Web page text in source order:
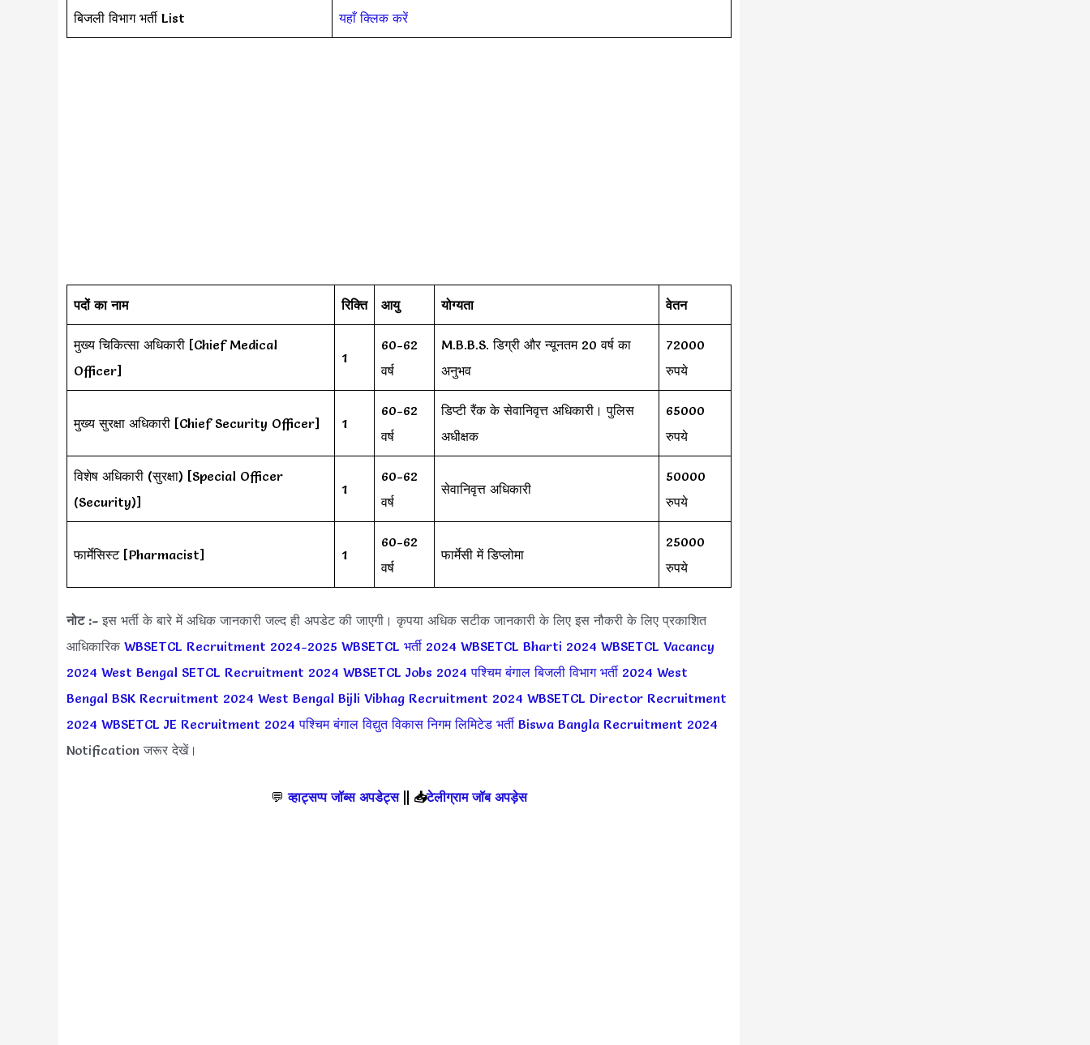
बिजली विभाग भर्ती List यहाँ क्लिक करें
पदों का नाम रिक्ति आयु योग्यता वेतन
मुख्य चिकित्सा अधिकारी [Chief Medical
Officer]
1
60-62
वर्ष
M.B.B.S. डिग्री और न्यूनतम 20 वर्ष का
अनुभव
72000
रुपये
मुख्य सुरक्षा अधिकारी [Chief Security Officer] 1
60-62
वर्ष
डिप्टी रैंक के सेवानिवृत्त अधिकारी। पुलिस
अधीक्षक
65000
रुपये
विशेष अधिकारी (सुरक्षा) [Special Officer
(Security)]
1
60-62
वर्ष
सेवानिवृत्त अधिकारी
50000
रुपये
फार्मेसिस्ट [Pharmacist] 1
60-62
वर्ष
फार्मेसी में डिप्लोमा
25000
रुपये
नोट :- इस भर्ती के बारे में अधिक जानकारी जल्द ही अपडेट की जाएगी। कृपया अधिक सटीक जानकारी के लिए इस नौकरी के लिए प्रकाशित
आधिकारिक WBSETCL Recruitment 2024-2025 WBSETCL भर्ती 2024 WBSETCL Bharti 2024 WBSETCL Vacancy
2024 West Bengal SETCL Recruitment 2024 WBSETCL Jobs 2024 पश्चिम बंगाल बिजली विभाग भर्ती 2024 West
Bengal BSK Recruitment 2024 West Bengal Bijli Vibhag Recruitment 2024 WBSETCL Director Recruitment
2024 WBSETCL JE Recruitment 2024 पश्चिम बंगाल विद्युत विकास निगम लिमिटेड भर्ती Biswa Bangla Recruitment 2024
Notification जरूर देखें।
💬 व्हाट्सप्प जॉब्स अपडेट्स|| 📥टेलीग्राम जॉब अपड़ेस